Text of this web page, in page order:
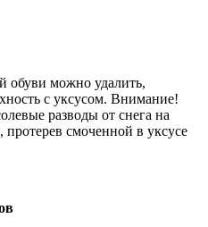
обуви можно удалить,
с уксусом. Внимание!
разводы от снега на
смоченной в уксусе